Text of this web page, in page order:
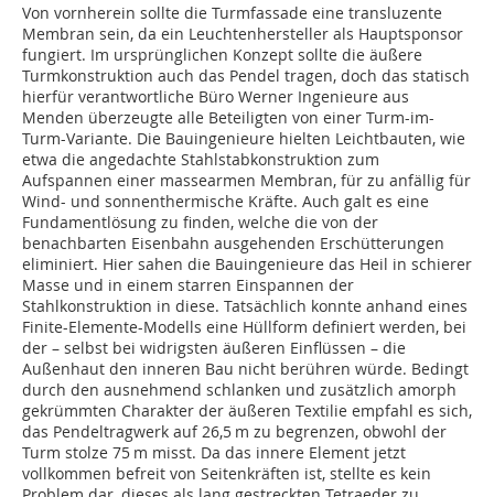
Von vornherein sollte die Turmfassade eine transluzente
Membran sein, da ein Leuchtenhersteller als Hauptsponsor
fungiert. Im ursprünglichen Konzept sollte die äußere
Turmkonstruktion auch das Pendel tragen, doch das statisch
hierfür verantwortliche Büro Werner Ingenieure aus
Menden überzeugte alle Beteiligten von einer Turm-im-
Turm-Variante. Die Bauingenieure hielten Leichtbauten, wie
etwa die angedachte Stahlstabkonstruktion zum
Aufspannen einer massearmen Membran, für zu anfällig für
Wind- und sonnenthermische Kräfte. Auch galt es eine
Fundamentlösung zu finden, welche die von der
benachbarten Eisenbahn ausgehenden Erschütterungen
eliminiert. Hier sahen die Bauingenieure das Heil in schierer
Masse und in einem starren Einspannen der
Stahlkonstruktion in diese. Tatsächlich konnte anhand eines
Finite-Elemente-Modells eine Hüllform definiert werden, bei
der – selbst bei widrigsten äußeren Einflüssen – die
Außenhaut den inneren Bau nicht berühren würde. Bedingt
durch den ausnehmend schlanken und zusätzlich amorph
gekrümmten Charakter der äußeren Textilie empfahl es sich,
das Pendel­tragwerk auf 26,5 m zu begrenzen, obwohl der
Turm stolze 75 m misst. Da das innere Element jetzt
vollkommen befreit von Seitenkräften ist, stellte es kein